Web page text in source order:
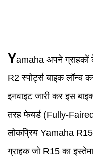
Yamaha अपने
R2 स्पोर्ट्स बाइक लॉन्च
इनवाइट जारी कर इस
तरह फेयर्ड (Fully-
लोकप्रिय Yamaha
ग्राहक जो R15 का